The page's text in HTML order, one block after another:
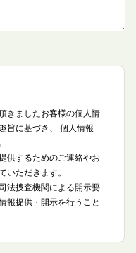
きましたお客様の個⼈情
旨に基づき、 個人情報
供するためのご連絡やお
いただきます。
法捜査機関による開⽰要
報提供・開示を行うこと